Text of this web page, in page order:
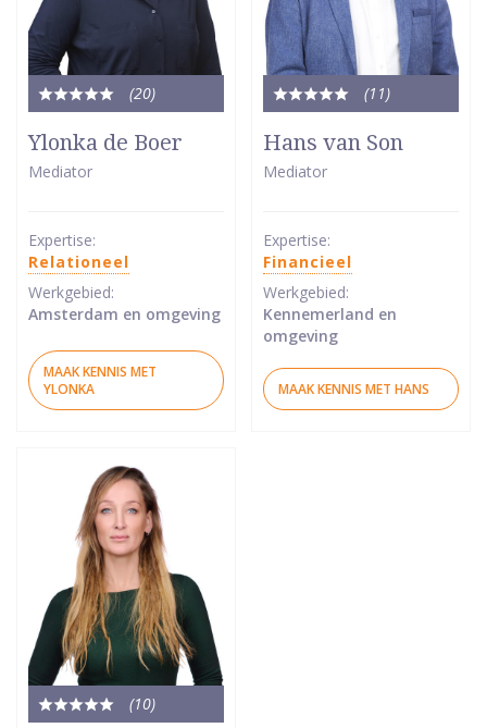
(20)
Totale
waardering:
5
van
Ylonka de Boer
Mediator
Expertise:
Relationeel
Werkgebied:
Amsterdam en omgeving
MAAK KENNIS MET
YLONKA
(11)
Totale
5
van
Hans van Son
Mediator
Expertise:
Financieel
Werkgebied:
Kennemerland en
omgeving
MAAK KENNIS MET HANS
(10)
Totale